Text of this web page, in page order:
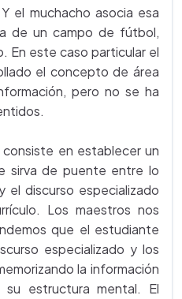
el muchacho asocia esa
de un campo de fútbol,
En este caso particular el
el concepto de área
pero no se ha
en establecer un
sirva de puente entre lo
discurso especializado
Los maestros nos
que el estudiante
especializado y los
la información
estructura mental. El